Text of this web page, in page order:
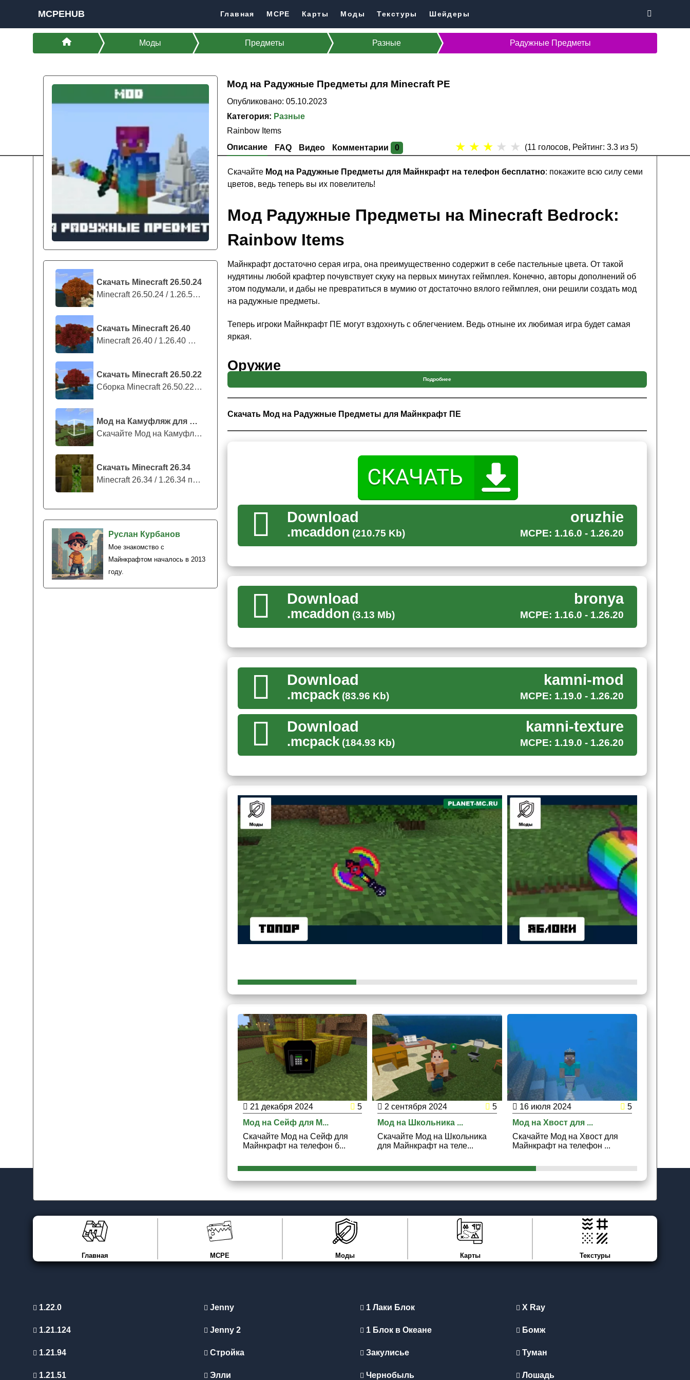
MCPEHUB Главная MCPE Карты Моды Текстуры Шейдеры
Моды Предметы Разные Радужные Предметы
Мод на Радужные Предметы для Minecraft PE
Опубликовано: 05.10.2023
Категория: Разные
Rainbow Items
Описание
FAQ Видео Комментарии 0 ★ ★ ★ ★ ★ (11 голосов, Рейтинг: 3.3из 5)
Скачать Minecraft 26.50.24
Minecraft 26.50.24 / 1.26.50.24 предс...
Скачать Minecraft 26.40
Minecraft 26.40 / 1.26.40 — стабильны...
Скачать Minecraft 26.50.22
Сборка Minecraft 26.50.22 / 1.26.50.2...
Мод на Камуфляж для Майнкрафт ПЕ
Скачайте Мод на Камуфляж на Майнкрафт...
Скачать Minecraft 26.34
Minecraft 26.34 / 1.26.34 представляе...
Руслан Курбанов
Мое знакомство с
Майнкрафтом началось в 2013
году.
Скачайте Мод на Радужные Предметы для Майнкрафт на телефон бесплатно: покажите всю силу семи
цветов, ведь теперь вы их повелитель!
Мод Радужные Предметы на Minecraft Bedrock:
Rainbow Items
Майнкрафт достаточно серая игра, она преимущественно содержит в себе пастельные цвета. От такой
нудятины любой крафтер почувствует скуку на первых минутах геймплея. Конечно, авторы дополнений об
этом подумали, и дабы не превратиться в мумию от достаточно вялого геймплея, они решили создать мод
на радужные предметы.
Теперь игроки Майнкрафт ПЕ могут вздохнуть с облегчением. Ведь отныне их любимая игра будет самая
яркая.
Оружие
Для победы над самым серым противником, нужно самое яркое оружие, которое позволит поделить на ноль
неприятеля. И самым мощным из них является радужный меч. Про его существование ходит множество
легенд, начиная от простецких историй, что где-то такой валялся на полке Херобрина, заканчивая тем, что
Помимо меча, данный мод на радужные предметы также добавляет топор.
Броня
настигнуть главного героя. Для этого крафтерам стоит подготовиться и изготовить специальную броню,
которая спасёт даже, из казалось бы, безвыходного положения.
Данный мод на радужные предметы добавит несколько видов руд, из которых можно
изготовить как
инструменты, так и броню. Самым мощным видом защиты от монстров является та, которая сделана из
семи цветов. Она имеет колоссальные параметры защиты и может помочь крафтеру пережить взрыв даже
Камни
После того как игрок Minecraft PE приготовился сам к защите от монстров, ему стоит задуматься и об
обороне собственного дома
. В этом ему поможет мод на радужные вещи, ведь он добавит специальные
камни, которые имеют огромную устойчивость к повреждениям владеют невероятно ярким цветом.
Крафтерам стоит понизить гамму в настройках, чтобы избежать ухудшения зрения.
Подробнее
Скачать Мод на Радужные Предметы для Майнкрафт ПЕ
Download
.mcaddon (210.75 Kb)
oruzhie
MCPE: 1.16.0 - 1.26.20
Download
.mcaddon (3.13 Mb)
bronya
MCPE: 1.16.0 - 1.26.20
Download
.mcpack(83.96 Kb)
kamni-mod
MCPE: 1.19.0 - 1.26.20
Download
.mcpack(184.93 Kb)
kamni-texture
MCPE: 1.19.0 - 1.26.20
21 декабря 2024
5
Мод на Сейф для M...
Скачайте Мод на Сейф для
Майнкрафт на телефон б...
2 сентября 2024
5
Мод на Школьника ...
Скачайте Мод на Школьника
для Майнкрафт на теле...
16 июля 2024
5
Мод на Хвост для ...
Скачайте Мод на Хвост для
Майнкрафт на телефон ...
Главная MCPE Моды Карты Текстуры
1.22.0
1.21.124
1.21.94
1.21.51
Jenny
Jenny 2
Стройка
Элли
1 Лаки Блок
1 Блок в Океане
Закулисье
Чернобыль
X Ray
Бомж
Туман
Лошадь